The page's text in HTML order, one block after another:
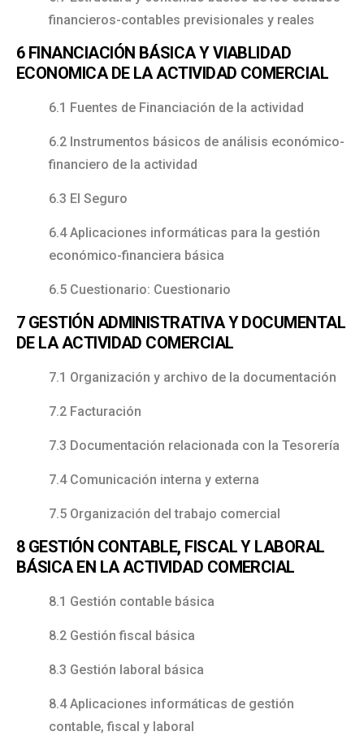
financieros-contables previsionales y reales
6 FINANCIACIÓN BÁSICA Y VIABLIDAD
ECONOMICA DE LA ACTIVIDAD COMERCIAL
6.1 Fuentes de Financiación de la actividad
6.2 Instrumentos básicos de análisis económico-
financiero de la actividad
6.3 El Seguro
6.4 Aplicaciones informáticas para la gestión
económico-financiera básica
6.5 Cuestionario: Cuestionario
7 GESTIÓN ADMINISTRATIVA Y DOCUMENTAL
DE LA ACTIVIDAD COMERCIAL
7.1 Organización y archivo de la documentación
7.2 Facturación
7.3 Documentación relacionada con la Tesorería
7.4 Comunicación interna y externa
7.5 Organización del trabajo comercial
8 GESTIÓN CONTABLE, FISCAL Y LABORAL
BÁSICA EN LA ACTIVIDAD COMERCIAL
8.1 Gestión contable básica
8.2 Gestión fiscal básica
8.3 Gestión laboral básica
8.4 Aplicaciones informáticas de gestión
contable, fiscal y laboral